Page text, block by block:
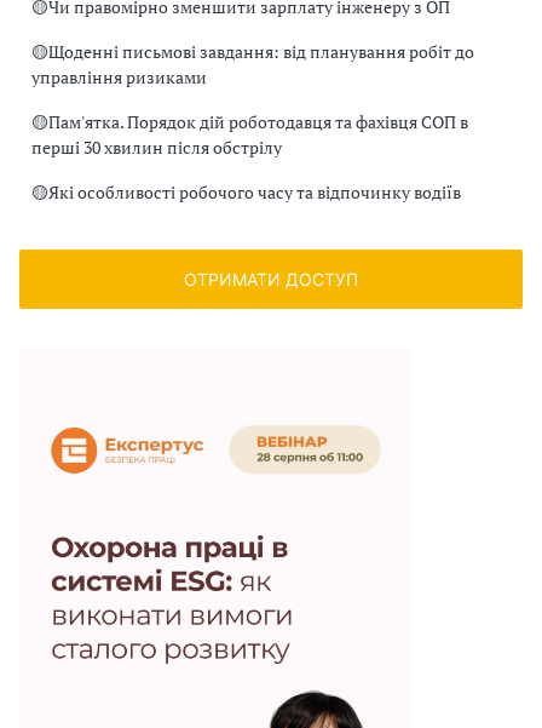
🟡Чи правомірно зменшити зарплату інженеру з ОП
🟡Щоденні письмові завдання: від планування робіт до
управління ризиками
🟡Пам'ятка. Порядок дій роботодавця та фахівця СОП в
перші 30 хвилин після обстрілу
🟡Які особливості робочого часу та відпочинку водіїв
ОТРИМАТИ ДОСТУП